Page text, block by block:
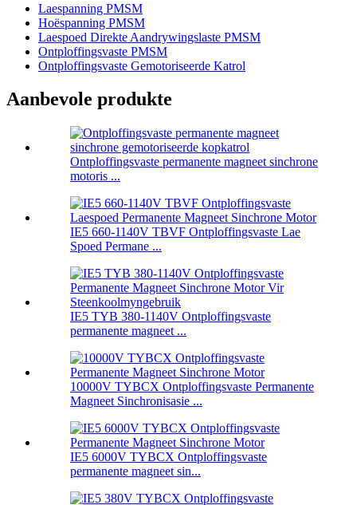
Laespanning PMSM
Hoëspanning PMSM
Laespoed Direkte Aandrywingslaste PMSM
Ontploffingsvaste PMSM
Ontploffingsvaste Gemotoriseerde Katrol
Aanbevole produkte
Ontploffingsvaste permanente magneet sinchrone
motoris ...
IE5 660-1140V TBVF Ontploffingsvaste Lae
Spoed Permane ...
IE5 TYB 380-1140V Ontploffingsvaste
permanente magneet ...
10000V TYBCX Ontploffingsvaste Permanente
Magneet Sinchronisasie ...
IE5 6000V TYBCX Ontploffingsvaste
permanente magneet sin...